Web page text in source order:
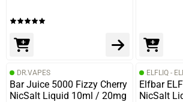
10.05.2025 — viaTrustedshops.de
Aline M.
DR.VAPES
Bar Juice 5000 Fizzy Cherry
NicSalt Liquid 10ml / 20mg
ELFLIQ -
Elfbar
NicSalt